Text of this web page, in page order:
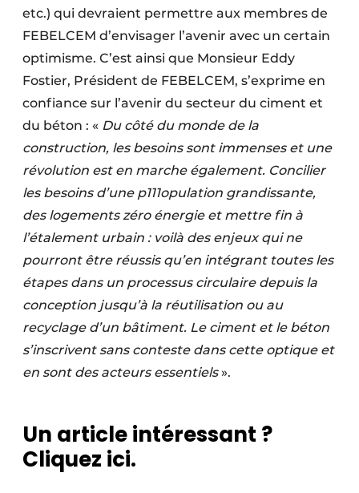
etc.) qui devraient permettre aux membres de
FEBELCEM d’envisager l’avenir avec un certain
optimisme. C’est ainsi que Monsieur Eddy
Fostier, Président de FEBELCEM, s’exprime en
confiance sur l’avenir du secteur du ciment et
du béton : « Du côté du monde de la
construction, les besoins sont immenses et une
révolution est en marche également. Concilier
les besoins d’une p111opulation grandissante,
des logements zéro énergie et mettre fin à
l’étalement urbain : voilà des enjeux qui ne
pourront être réussis qu’en intégrant toutes les
étapes dans un processus circulaire depuis la
conception jusqu’à la réutilisation ou au
recyclage d’un bâtiment. Le ciment et le béton
s’inscrivent sans conteste dans cette optique et
en sont des acteurs essentiels».
Un article intéressant ?
Cliquez ici.